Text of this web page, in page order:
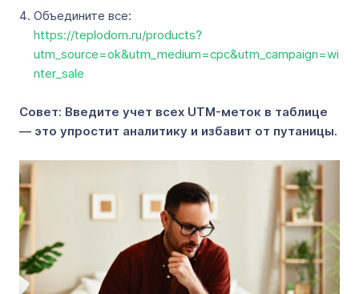
Объедините все:
https://teplodom.ru/products?
utm_source=ok&utm_medium=cpc&utm_campaign=wi
nter_sale
Совет: Введите учет всех UTM-меток в таблице
— это упростит аналитику и избавит от путаницы.